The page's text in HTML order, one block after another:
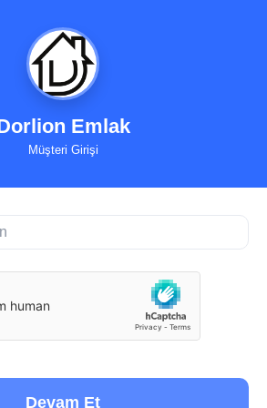
Emlak
Müşteri Girişi
Devam Et